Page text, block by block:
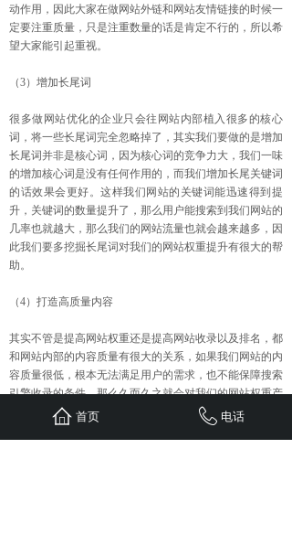
动作用，因此大家在做网站外链和网站友情链接的时候一
定要注重质量，只是注重数量的话是肯定不行的，所以希
望大家能引起重视。
（3）增加长尾词
很多做网站优化的企业只会往网站内部植入很多的核心
词，将一些长尾词完全忽略掉了，其实我们要做的是增加
长尾词并非是核心词，因为核心词的竞争力大，我们一味
的增加核心词是没有任何作用的，而我们增加长尾关键词
的话效果会更好。这样我们网站的关键词能迅速得到提
升，关键词的数量提升了，那么用户能搜索到我们网站的
几率也就越大，那么我们的网站流量也就会越来越多，因
此我们要多挖掘长尾词对我们的网站权重提升有很大的帮
助。
（4）打造高质量内容
其实不管是提高网站权重还是提高网站收录以及排名，都
和网站内部的内容质量有很大的关系，如果我们网站的内
容质量很低，根本无法满足用户的需求，也不能保障搜索
引擎收录的条件，那么久而久之就会对我们的网站权重产
生很大的影响。一旦网站内容的质量好起来了，那么我们
首页 电话